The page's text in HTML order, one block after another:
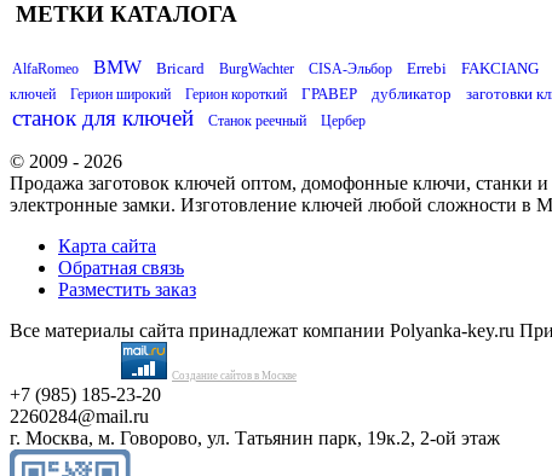
МЕТКИ КАТАЛОГА
AlfaRomeo BMW Bricard BurgWachter CISA-Эльбор Errebi FAKCIANG
ключей
Герион широкий Герион короткий ГРАВЕР дубликатор заготовки
станок для ключей Станок реечный Цербер
© 2009 - 2026
Продажа заготовок ключей оптом, домофонные ключи, станки
электронные замки. Изготовление ключей любой сложности в
Карта сайта
Обратная связь
Разместить заказ
Все материалы сайта принадлежат компании Polyanka-key.ru
Создание сайтов в Москве
+7 (985) 185-23-20
2260284@mail.ru
г. Москва, м. Говорово, ул. Татьянин парк, 19к.2, 2-ой этаж